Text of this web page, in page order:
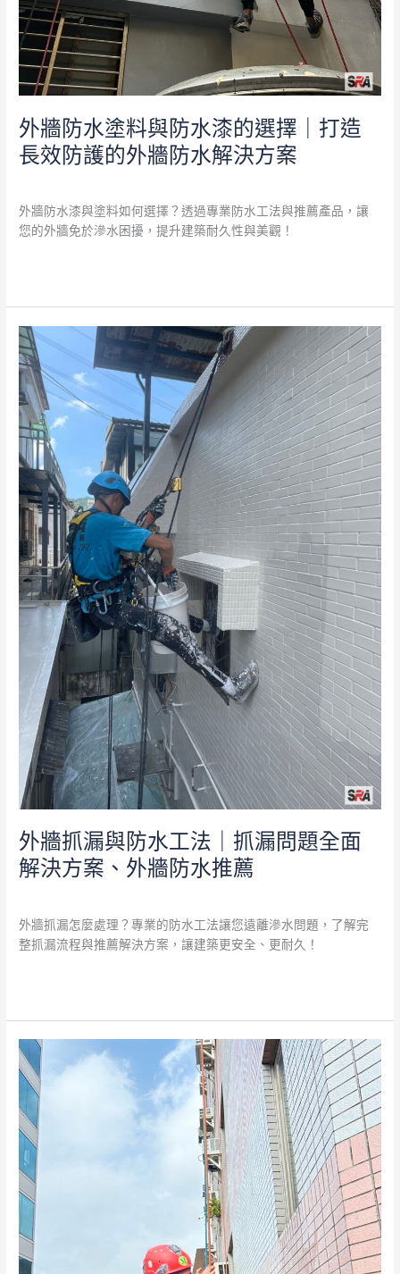
外牆防水塗料與防水漆的選擇｜打造
長效防護的外牆防水解決方案
外牆防水漆與塗料如何選擇？透過專業防水工法與推薦產品，讓
您的外牆免於滲水困擾，提升建築耐久性與美觀！
的
外
牆
防
水
決
方
案
外牆抓漏與防水工法｜抓漏問題全面
解決方案、外牆防水推薦
外牆抓漏怎麼處理？專業的防水工法讓您遠離滲水問題，了解完
整抓漏流程與推薦解決方案，讓建築更安全、更耐久！
外
牆
抓
漏
與
防
水
工
法
｜
抓
問
題
全
方
案、
外
防
水
推
老
屋
外
牆
翻
新
與
外
牆
防
水
工